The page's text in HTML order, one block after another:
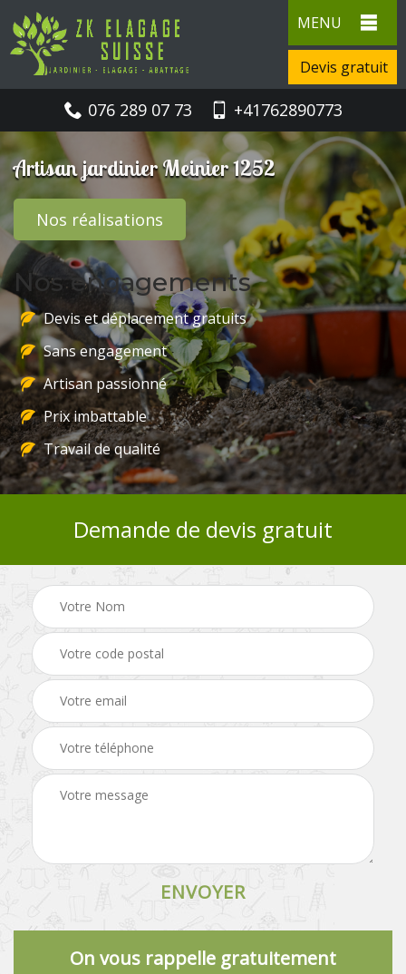
MENU
Devis gratuit
076 289 07 73 +41762890773
Artisan jardinier Meinier 1252
Nos réalisations
Nos engagements
Devis et déplacement gratuits
Sans engagement
Artisan passionné
Prix imbattable
Travail de qualité
Demande de devis gratuit
On vous rappelle gratuitement